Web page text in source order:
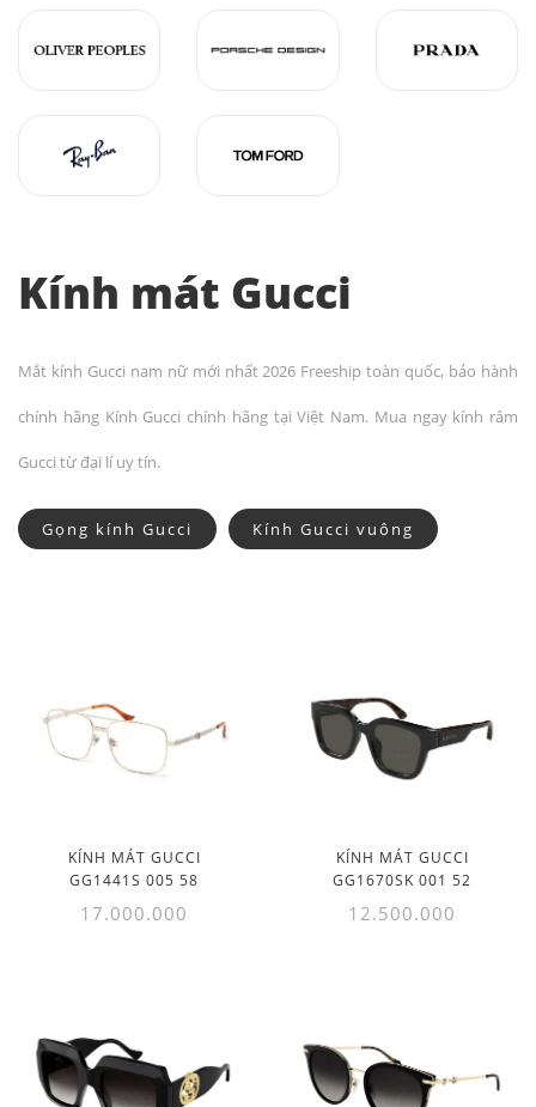
Kính mát Gucci
Mắt kính Gucci nam nữ mới nhất 2026 Freeship toàn quốc, bảo hành
chính hãng Kính Gucci chính hãng tại Việt Nam. Mua ngay kính râm
Gucci từ đại lí uy tín.
Gọng kính Gucci Kính Gucci vuông
KÍNH MÁT GUCCI
GG1441S 005 58
17.000.000
KÍNH MÁT GUCCI
GG1670SK 001 52
12.500.000